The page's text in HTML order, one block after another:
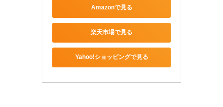
Amazonで見る
楽天市場で見る
Yahoo!ショッピングで見る